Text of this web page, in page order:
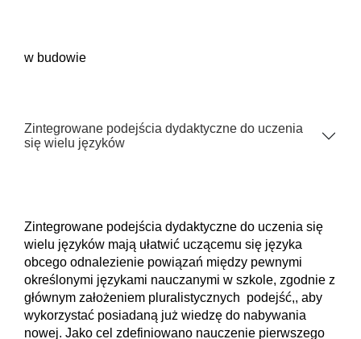
w budowie
Zintegrowane podejścia dydaktyczne do uczenia
się wielu języków
Zintegrowane podejścia dydaktyczne do uczenia się
wielu języków mają ułatwić uczącemu się języka
obcego odnalezienie powiązań między pewnymi
określonymi językami nauczanymi w szkole, zgodnie z
głównym założeniem pluralistycznych podejść,, aby
wykorzystać posiadaną już wiedzę do nabywania
nowej. Jako cel zdefiniowano nauczenie pierwszego